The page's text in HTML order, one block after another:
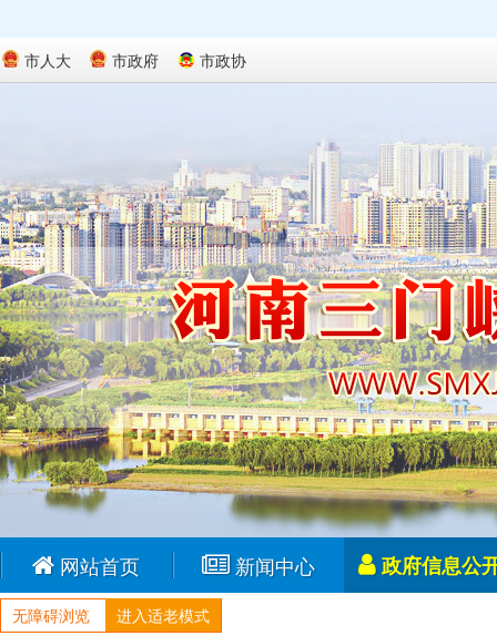
市人大 市政府 市政协
网站首页 新闻中心 政府信息公
无障碍浏览 进入适老模式